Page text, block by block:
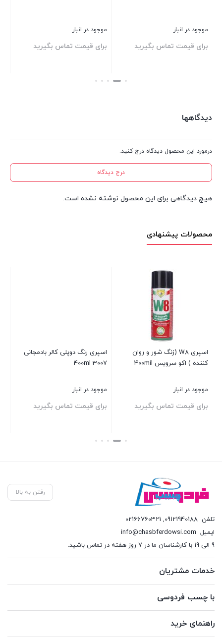
موجود در انبار
برای قیمت تماس بگیرید
موجود در انبار
برای قیمت تماس بگیرید
بستن
دیدگاهها
درمورد این محصول دیدگاه درج کنید.
درج دیدگاه
هیچ دیدگاهی برای این محصول نوشته نشده است.
محصولات پیشنهادی
اسپری W8 (زنگ شور و روان
کننده ) اکو سرویس 400mil
موجود در انبار
برای قیمت تماس بگیرید
اسپری رنگ دوپلی کالر بادمجانی
3007 400ml
موجود در انبار
برای قیمت تماس بگیرید
بستن
رفتن به بالا
تلفن 09121940188
,
02166760321
ایمیل info@chasbferdowsi.com
9 الی 19 با کارشناسان ما در 7 روز هفته در تماس باشید.
خدمات مشتریان
با چسب فردوسی
راهنمای خرید